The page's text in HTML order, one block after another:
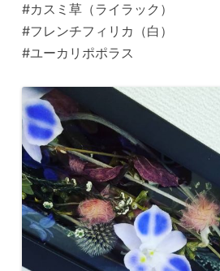
#カスミ草（ライラック）
#フレンチフィリカ（白）
#ユーカリポポラス